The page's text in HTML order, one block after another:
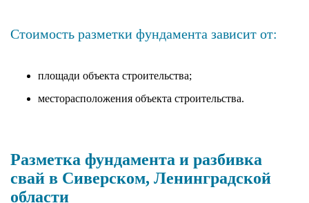
Стоимость разметки фундамента зависит от:
площади объекта строительства;
месторасположения объекта строительства.
Разметка фундамента и разбивка
свай в Сиверском, Ленинградской
области